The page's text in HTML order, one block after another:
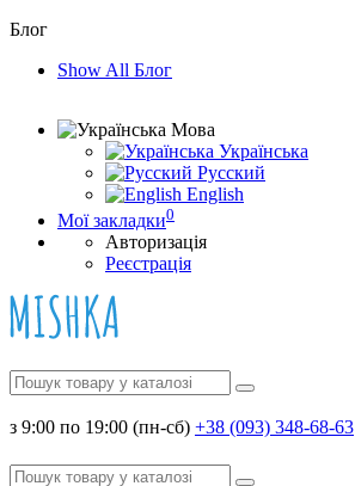
Блог
Show All Блог
Мова
Українська
Русский
English
Мої закладки0
Авторизація
Реєстрація
з 9:00 по 19:00 (пн-сб) +38 (093) 348-68-63